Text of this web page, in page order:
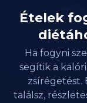
Ételek
Ha fogyni
segítik a
zsírégetést.
találsz,